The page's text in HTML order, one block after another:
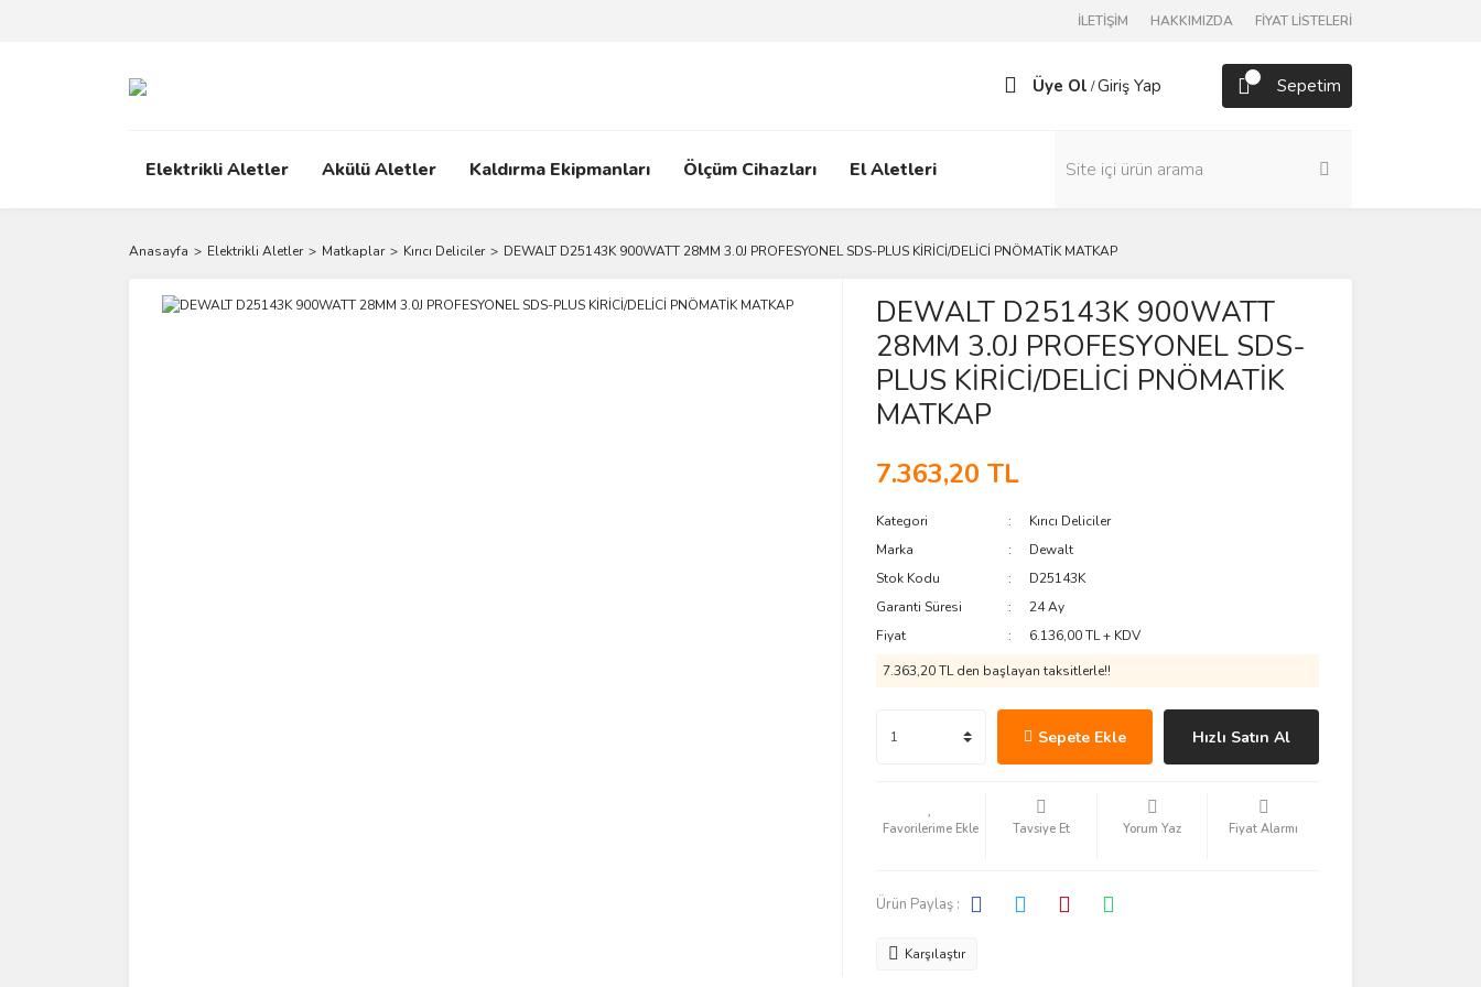
İLETİŞİM HAKKIMIZDA FİYAT LİSTELERİ
Üye Ol /Giriş Yap Sepetim
Elektrikli Aletler Akülü Aletler Kaldırma Ekipmanları Ölçüm Cihazları El Aletleri
Anasayfa Elektrikli Aletler Matkaplar Kırıcı Deliciler DEWALT D25143K 900WATT 28MM 3.0J PROFESYONEL SDS-PLUS KİRİCİ/DELİCİ PNÖMATİK MATKAP
DEWALT D25143K 900WATT
28MM 3.0J PROFESYONEL SDS-
PLUS KİRİCİ/DELİCİ PNÖMATİK
MATKAP
7.363,20 TL
Kategori
Kırıcı Deliciler
Marka
Dewalt
Stok Kodu
D25143K
Garanti Süresi
24 Ay
Fiyat
6.136,00 TL + KDV
7.363,20 TL den başlayan taksitlerle!!
Sepete Ekle Hızlı Satın Al
Tavsiye Et Yorum Yaz Fiyat Alarmı
Ürün Paylaş :
Karşılaştır